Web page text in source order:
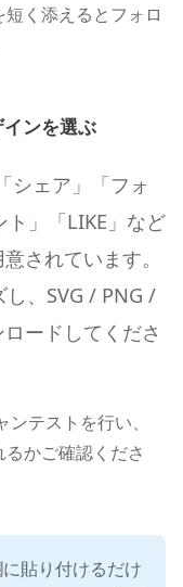
く添えるとフォロ
ンを選ぶ
シェア」「フォ
」「LIKE」など
されています。
、SVG / PNG /
ードしてくださ
テストを行い、
かご確認くださ
貼り付けるだけ